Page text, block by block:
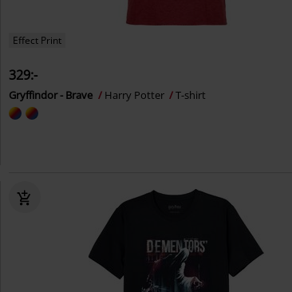
Effect Print
329:-
Gryffindor - Brave Harry Potter T-shirt